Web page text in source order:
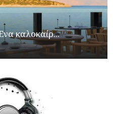
καλοκαίρ...